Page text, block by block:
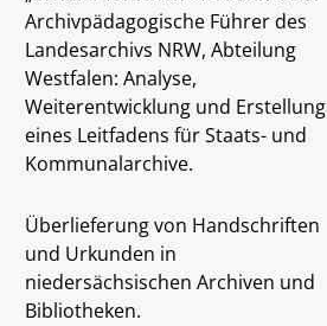
Archivpädagogische Führer des
Landesarchivs NRW, Abteilung
Westfalen: Analyse,
Weiterentwicklung und Erstellung
eines Leitfadens für Staats- und
Kommunalarchive.
Überlieferung von Handschriften
und Urkunden in
niedersächsischen Archiven und
Bibliotheken.